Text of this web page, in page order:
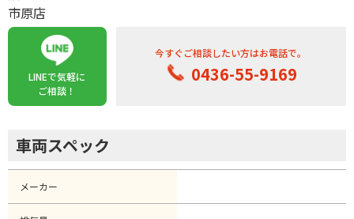
市原店
LINEで気軽に
ご相談！
今すぐご相談したい方はお電話で。
0436-55-9169
車両スペック
メーカー